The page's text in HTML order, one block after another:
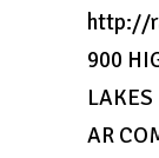
http://
900
AR